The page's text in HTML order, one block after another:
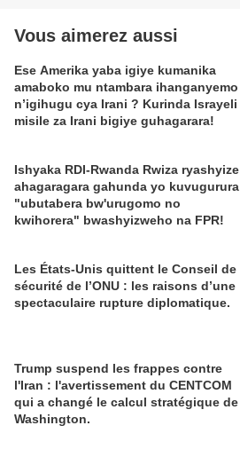
Vous aimerez aussi
Ese Amerika yaba igiye kumanika
amaboko mu ntambara ihanganyemo
n’igihugu cya Irani ? Kurinda Israyeli
misile za Irani bigiye guhagarara!
Ishyaka RDI-Rwanda Rwiza ryashyize
ahagaragara gahunda yo kuvugurura
"ubutabera bw'urugomo no
kwihorera" bwashyizweho na FPR!
Les États-Unis quittent le Conseil de
sécurité de l’ONU : les raisons d’une
spectaculaire rupture diplomatique.
Trump suspend les frappes contre
l'Iran : l'avertissement du CENTCOM
qui a changé le calcul stratégique de
Washington.